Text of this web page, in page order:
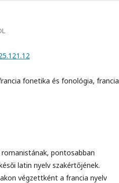
fonetika és fonológia, francia
pontosabban
latin nyelv szakértőjének.
végzettként a francia nyelv